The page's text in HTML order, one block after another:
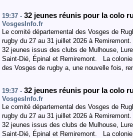
19:37 - 32 jeunes réunis pour la colo
VosgesInfo.fr
Le comité départemental des Vosges de
rugby du 27 au 31 juillet 2026 à
32 jeunes issus des clubs de Mulhouse,
Saint-Dié, Épinal et Remiremont. La
des Vosges de rugby a, une nouvelle fois,
19:37 - 32 jeunes réunis pour la colo
VosgesInfo.fr
Le comité départemental des Vosges de
rugby du 27 au 31 juillet 2026 à
32 jeunes issus des clubs de Mulhouse,
Saint-Dié, Épinal et Remiremont. La